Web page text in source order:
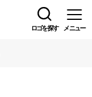
ロゴを探す メニュー